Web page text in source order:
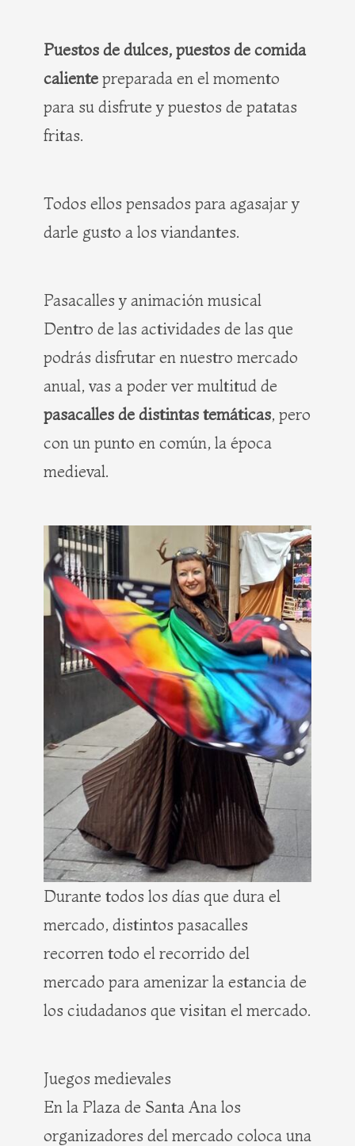
Puestos de dulces, puestos de comida
caliente preparada en el momento
para su disfrute y puestos de patatas
fritas.
Todos ellos pensados para agasajar y
darle gusto a los viandantes.
Pasacalles y animación musical
Dentro de las actividades de las que
podrás disfrutar en nuestro mercado
anual, vas a poder ver multitud de
pasacalles de distintas temáticas, pero
con un punto en común, la época
medieval.
Durante todos los días que dura el
mercado, distintos pasacalles
recorren todo el recorrido del
mercado para amenizar la estancia de
los ciudadanos que visitan el mercado.
Juegos medievales
En la Plaza de Santa Ana los
organizadores del mercado coloca una